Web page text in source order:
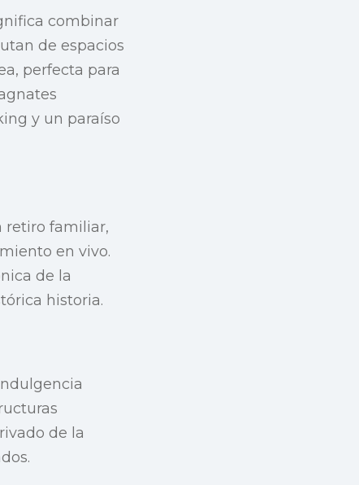
combinar
de espacios
perfecta para
y un paraíso
retiro familiar,
en vivo.
de la
historia.
de la